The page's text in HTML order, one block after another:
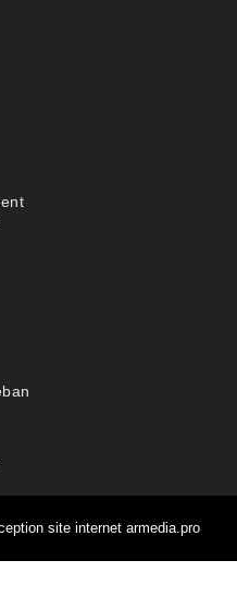
site internet armedia.pro